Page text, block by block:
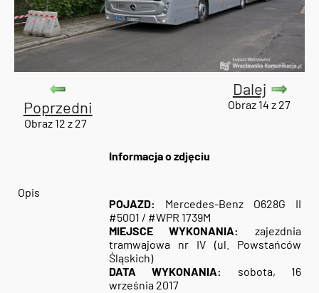
Poprzedni
Obraz 12 z 27
Dalej
Obraz 14 z 27
Informacja o zdjęciu
Opis
POJAZD: Mercedes-Benz O628G II
#5001 / #WPR 1739M
MIEJSCE WYKONANIA:
zajezdnia
tramwajowa nr IV (ul. Powstańców
Śląskich)
DATA WYKONANIA:
sobota, 16
września 2017